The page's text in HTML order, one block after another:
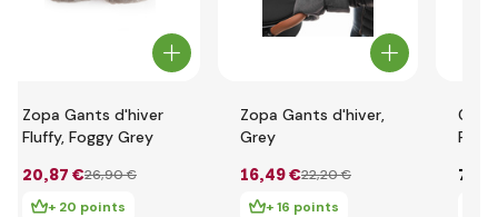
Zopa Gants d'hiver
Fluffy, Foggy Grey
20,87 €26,90 €
+ 20 points
Zopa Gants d'hiver,
Grey
16,49 €22,20 €
+ 16 points
75